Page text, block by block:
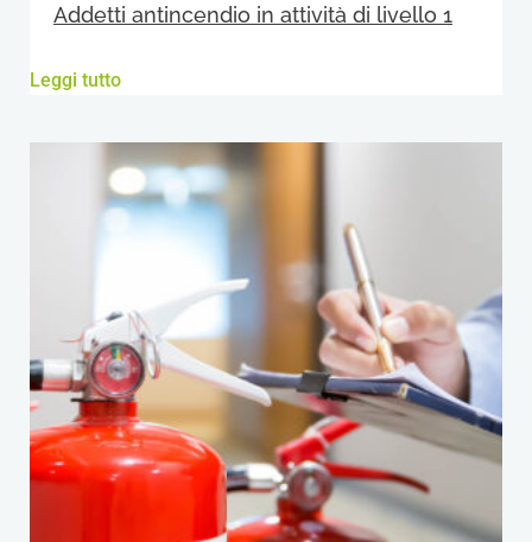
Addetti antincendio in attività di livello 1
Leggi tutto